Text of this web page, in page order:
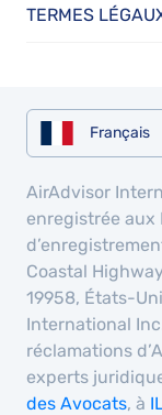
TERMES
Français
AirAdvisor
enregistrée aux
Coastal
19958, États-
International
réclamations
experts
des Avocats, à